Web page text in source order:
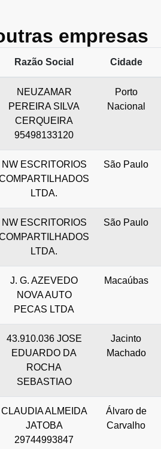
empresas
Razão Social Cidade
NEUZAMAR
PEREIRA SILVA
CERQUEIRA
95498133120
Porto
Nacional
NW ESCRITORIOS
LTDA.
São Paulo
NW ESCRITORIOS
LTDA.
São Paulo
J. G. AZEVEDO
NOVA AUTO
PECAS LTDA
Macaúbas
43.910.036 JOSE
EDUARDO DA
ROCHA
SEBASTIAO
Jacinto
Machado
CLAUDIA ALMEIDA
JATOBA
29744993847
Álvaro de
Carvalho